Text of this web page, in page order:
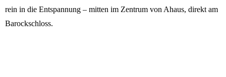
rein in die Entspannung – mitten im Zentrum von Ahaus, direkt am
Barockschloss.